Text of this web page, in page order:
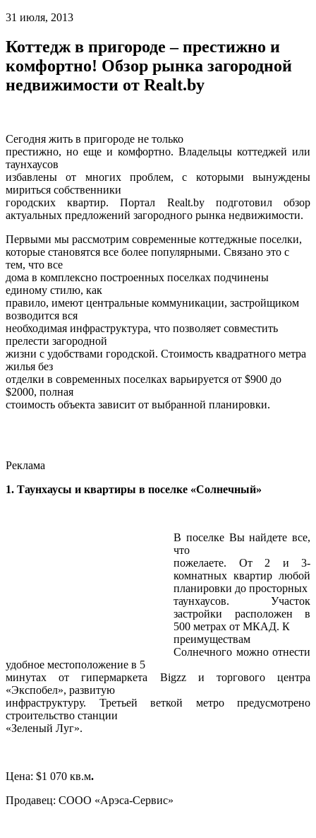
31 июля, 2013
Коттедж в пригороде – престижно и
комфортно! Обзор рынка загородной
недвижимости от Realt.by
Сегодня жить в пригороде не только
престижно, но еще и комфортно. Владельцы коттеджей или
таунхаусов
избавлены от многих проблем, с которыми вынуждены
мириться собственники
городских квартир. Портал Realt.byподготовил обзор
актуальных предложений загородного рынка недвижимости.
Первыми мы рассмотрим современные коттеджные поселки,
которые становятся все более популярными. Связано это с
тем, что все
дома в комплексно построенных поселках подчинены
единому стилю, как
правило, имеют центральные коммуникации, застройщиком
возводится вся
необходимая инфраструктура, что позволяет совместить
прелести загородной
жизни с удобствами городской. Стоимость квадратного метра
жилья без
отделки в современных поселках варьируется от $900 до
$2000, полная
стоимость объекта зависит от выбранной планировки.
Реклама
1. Таунхаусы и квартиры в поселке «Солнечный»
В поселке Вы найдете все,
что
пожелаете. От 2 и 3-
комнатных квартир любой
планировки до просторных
таунхаусов. Участок
застройки расположен в
500 метрах от МКАД. К
преимуществам
Солнечного можно отнести
удобное местоположение в 5
минутах от гипермаркета Bigzz и торгового центра
«Экспобел», развитую
инфраструктуру. Третьей веткой метро предусмотрено
строительство станции
«Зеленый Луг».
Цена: $1 070 кв.м.
Продавец: СООО «Арэса-Сервис»